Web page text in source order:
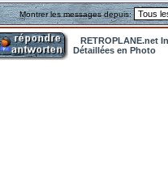
Montrer les messages depuis:
RETROPLANE.net
Détaillées en Photo